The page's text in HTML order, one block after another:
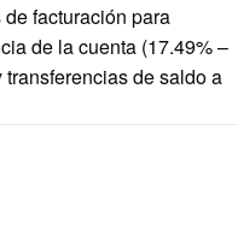
facturación para
de la cuenta (17.49% –
de saldoa